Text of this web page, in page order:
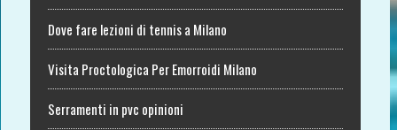
Dove fare lezioni di tennis a Milano
Visita Proctologica Per Emorroidi Milano
Serramenti in pvc opinioni